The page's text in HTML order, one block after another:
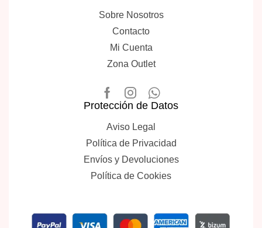
Sobre Nosotros
Contacto
Mi Cuenta
Zona Outlet
Protección de Datos
Aviso Legal
Política de Privacidad
Envíos y Devoluciones
Política de Cookies